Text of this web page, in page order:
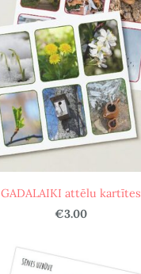
GADALAIKI attēlu kartītes
€3.00